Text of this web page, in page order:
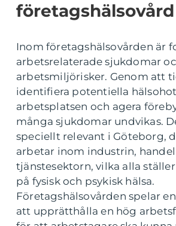
företagshälsovård
Inom företagshälsovården är
arbetsrelaterade sjukdomar
arbetsmiljörisker. Genom att
identifiera potentiella
arbetsplatsen och agera
många sjukdomar undvikas.
speciellt relevant i Göteborg,
arbetar inom industrin,
tjänstesektorn, vilka alla
på fysisk och psykisk hälsa.
Företagshälsovården spelar
att upprätthålla en hög